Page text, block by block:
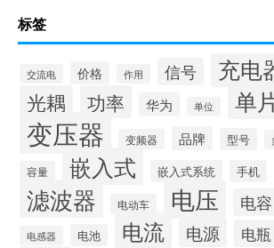
标签
交流电 价格 作用 信号 充电
光耦 功率 华为 单位 单
变压器 变频器 品牌 型号
容量 嵌入式 嵌入式系统 手机
滤波器 电动车 电压 电容
电感器 电池 电流 电源 电瓶